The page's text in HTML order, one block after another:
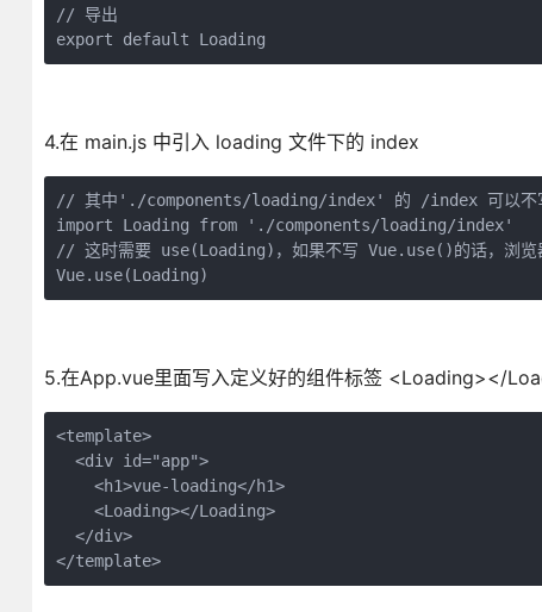
// 导出
4.在 main.js 中引入 loading 文件下的 index
// 其中'./components/loading/index' 的 /index 可以不写，
import Loading from './components/loading/index'
// 这时需要 use(Loading)，如果不写 Vue.use()的话，浏览
5.在App.vue里面写入定义好的组件标签 <Loading></
<template>
  <div id="app">
    <h1>vue-loading</h1>
    <Loading></Loading>
  </div>
</template>